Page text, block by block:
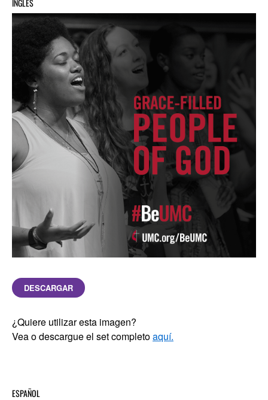
DESCARGAR
¿Quiere utilizar esta imagen?
Vea o descargue el set completoaquí.
ESPAÑOL